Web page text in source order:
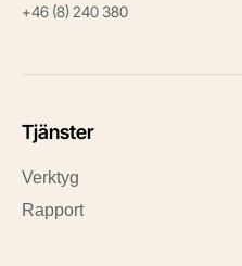
+46 (8) 240 380
Tjänster
Verktyg
Rapport